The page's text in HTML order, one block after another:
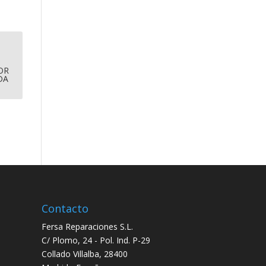
Contacto
Fersa Reparaciones S.L.
C/ Plomo, 24 - Pol. Ind. P-29
Collado Villalba, 28400